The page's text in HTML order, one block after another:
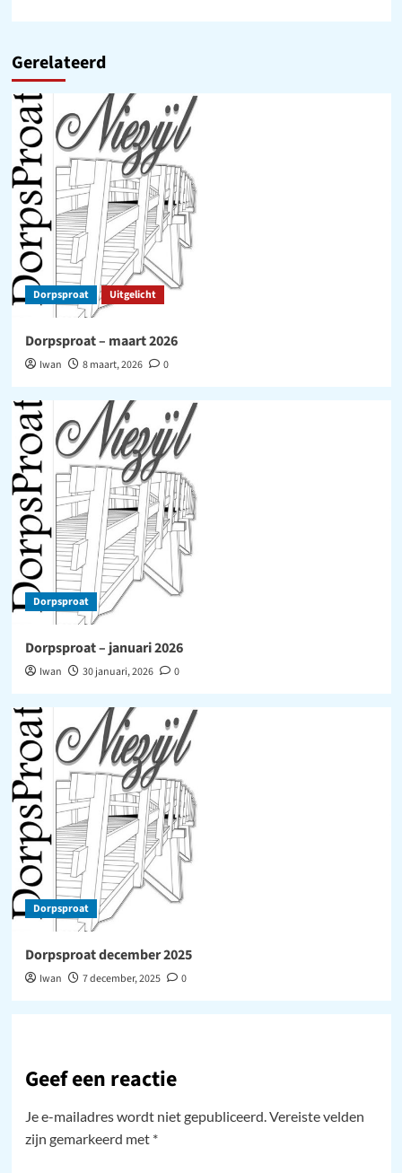
Gerelateerd
Dorpsproat Uitgelicht
Dorpsproat – maart 2026
Iwan 8 maart, 2026 0
Dorpsproat
Dorpsproat – januari 2026
Iwan 30 januari, 2026 0
Dorpsproat
Dorpsproat december 2025
Iwan 7 december, 2025 0
Geef een reactie
Je e-mailadres wordt niet gepubliceerd.Vereiste velden
zijn gemarkeerd met *